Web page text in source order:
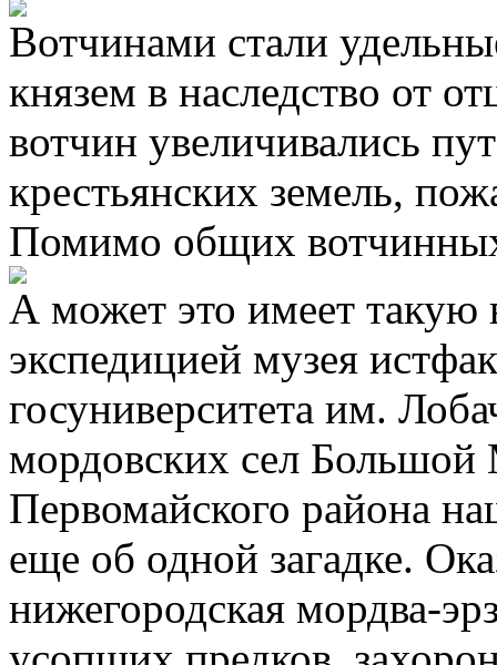
Вотчинами стали
князем в наследство от
вотчин увеличивались
крестьянских земель,
Помимо общих
А может это имеет
экспедицией музея
госуниверситета им.
мордовских сел Большой
Первомайского района
еще об одной загадке.
нижегородская мордва-